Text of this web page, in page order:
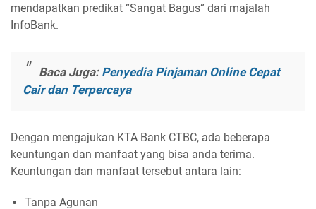
mendapatkan predikat “Sangat Bagus” dari majalah
InfoBank.
Baca Juga: Penyedia Pinjaman Online Cepat
Cair dan Terpercaya
Dengan mengajukan KTA Bank CTBC, ada beberapa
keuntungan dan manfaat yang bisa anda terima.
Keuntungan dan manfaat tersebut antara lain:
Tanpa Agunan